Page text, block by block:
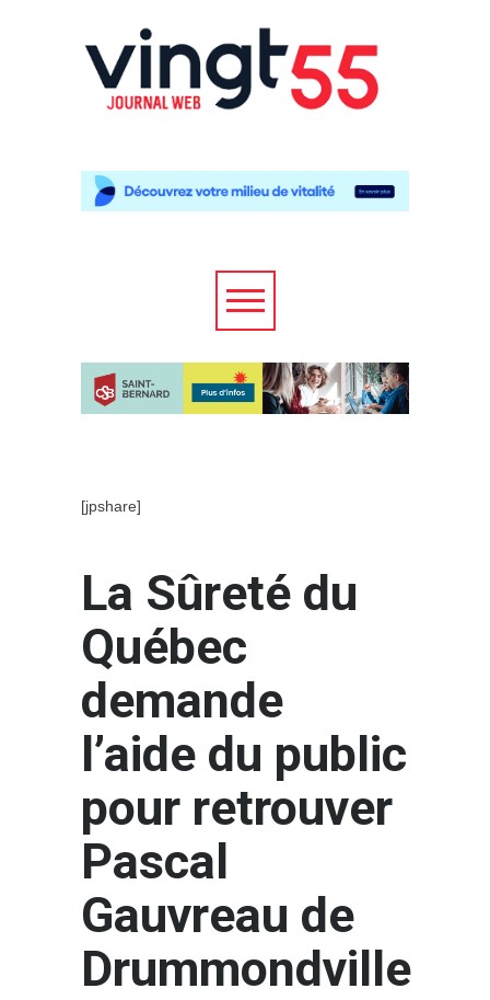
[jpshare]
La Sûreté du
Québec
demande
l’aide du public
pour retrouver
Pascal
Gauvreau de
Drummondville